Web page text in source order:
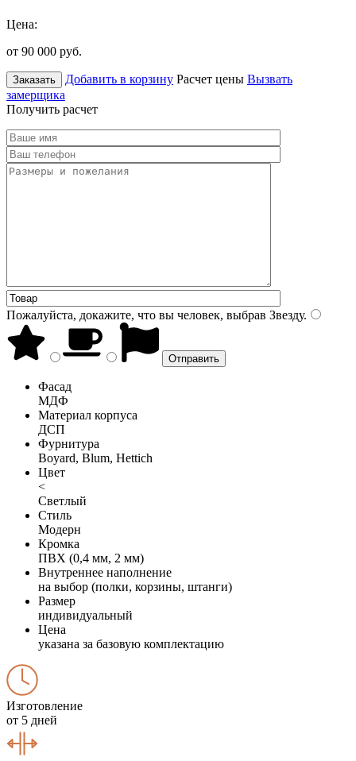
Цена:
от 90 000 руб.
Заказать Добавить в корзину Расчет цены Вызвать
замерщика
Получить расчет
Пожалуйста, докажите, что вы человек, выбрав Звезду.
Фасад
МДФ
Материал корпуса
ДСП
Фурнитура
Boyard, Blum, Hettich
Цвет
<
Светлый
Стиль
Модерн
Кромка
ПВХ (0,4 мм, 2 мм)
Внутреннее наполнение
на выбор (полки, корзины, штанги)
Размер
индивидуальный
Цена
указана за базовую комплектацию
Изготовление
от 5 дней